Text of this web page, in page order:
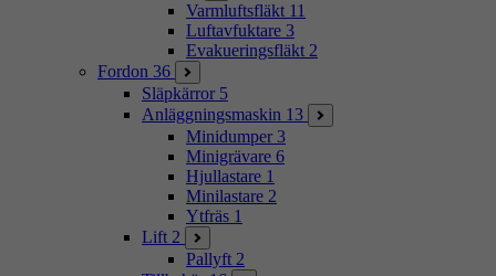
Varmluftsfläkt 11
Luftavfuktare 3
Evakueringsfläkt 2
Fordon 36
Släpkärror 5
Anläggningsmaskin 13
Minidumper 3
Minigrävare 6
Hjullastare 1
Minilastare 2
Ytfräs 1
Lift 2
Pallyft 2